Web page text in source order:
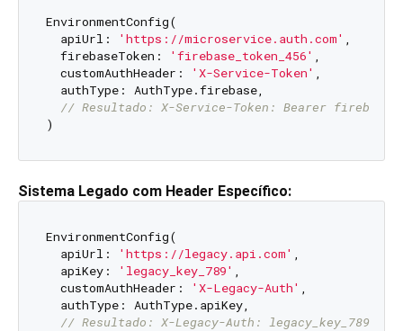
EnvironmentConfig(
  apiUrl:
'https://microservice.auth.com' ,
  firebaseToken:
'firebase_token_456' ,
  customAuthHeader:
'X-Service-Token' ,
  authType: AuthType.firebase,
// Resultado: X-Service-Token: Bearer
Sistema Legado com Header Específico:
EnvironmentConfig(
  apiUrl:
'https://legacy.api.com'
  apiKey:
'legacy_key_789'
  customAuthHeader:
'X-Legacy-Auth'
  authType: AuthType.apiKey,
// Resultado: X-Legacy-Auth: legacy_key_789